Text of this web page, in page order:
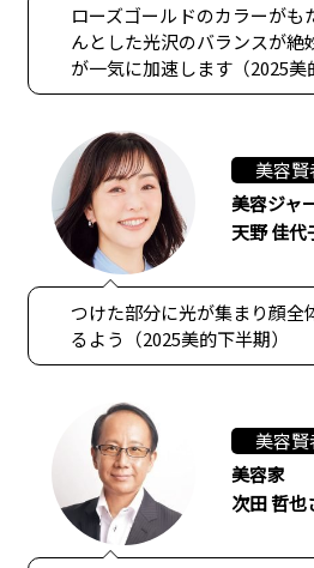
ローズゴールドのカラーがも
んとした光沢のバランスが絶
が一気に加速します（2025美
美容賢
美容ジャ
天野 佳代
つけた部分に光が集まり顔全
るよう（2025美的下半期）
美容賢
美容家
次田 哲也